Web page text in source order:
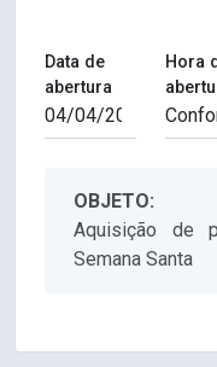
Data de
abertura
Hora
OBJETO:
Aquisição de
Semana Santa